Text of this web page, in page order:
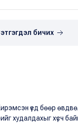
бичих
үед бөөр
худалдахыг хүсч